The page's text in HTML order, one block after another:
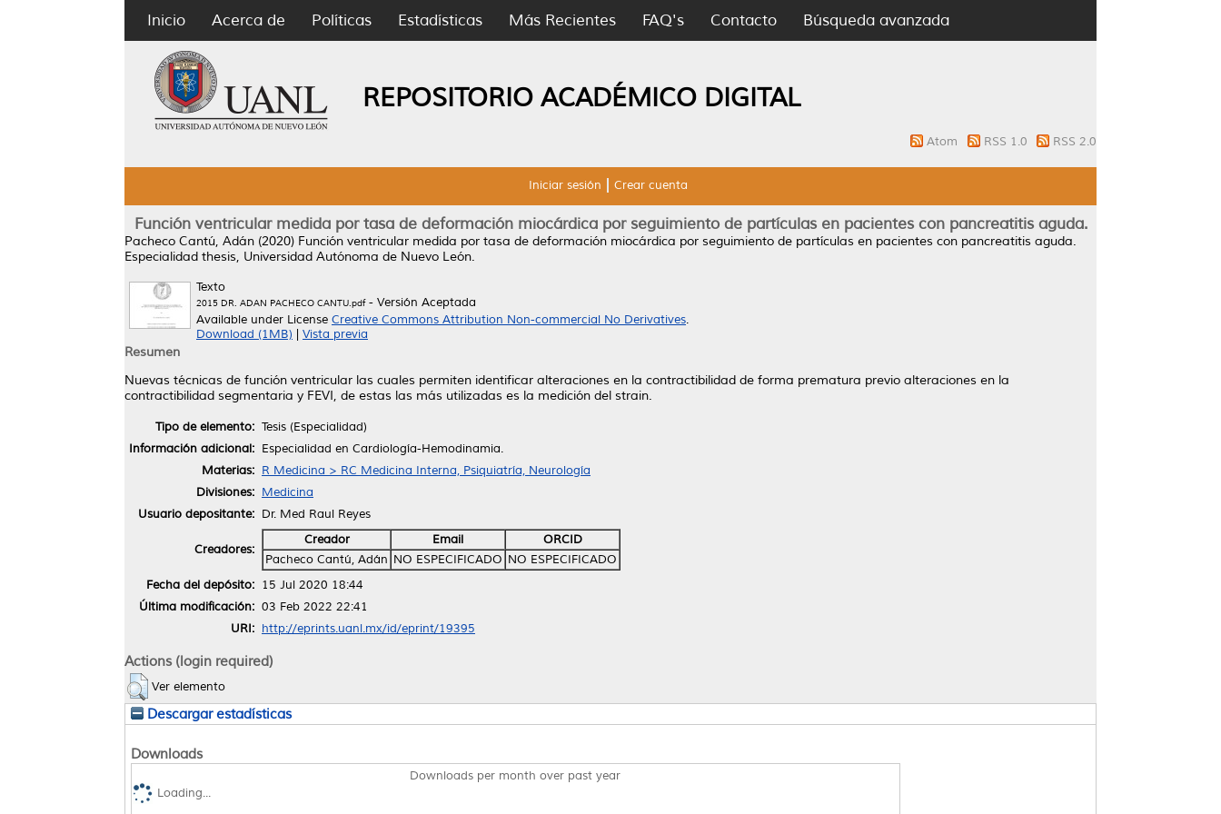
Inicio Acerca de Políticas Estadísticas Más Recientes FAQ's Contacto Búsqueda avanzada
REPOSITORIO ACADÉMICO DIGITAL
Atom RSS 1.0 RSS 2.0
Iniciar sesión Crear cuenta
Función ventricular medida por tasa de deformación miocárdica por seguimiento de partículas en pacientes con pancreatitis aguda.
Pacheco Cantú, Adán (2020) Función ventricular medida por tasa de deformación miocárdica por seguimiento de partículas en pacientes con pancreatitis aguda.
Especialidad thesis, Universidad Autónoma de Nuevo León.
Texto
2015 DR. ADAN PACHECO CANTU.pdf- Versión Aceptada
Available under License Creative Commons Attribution Non-commercial No Derivatives.
Download (1MB)
Vista previa
Resumen
Nuevas técnicas de función ventricular las cuales permiten identificar alteraciones en la contractibilidad de forma prematura previo alteraciones en la
contractibilidad segmentaria y FEVI, de estas las más utilizadas es la medición del strain.
Tipo de elemento: Tesis (Especialidad)
Información adicional: Especialidad en Cardiología-Hemodinamia.
Materias: R Medicina > RC Medicina Interna, Psiquiatría, Neurología
Divisiones: Medicina
Usuario depositante: Dr. Med Raul Reyes
Creadores:
Creador Email
ORCID
Pacheco Cantú, Adán NO ESPECIFICADO NO ESPECIFICADO
Fecha del depósito: 15 Jul 2020 18:44
Última modificación: 03 Feb 2022 22:41
URI: http://eprints.uanl.mx/id/eprint/19395
Actions (login required)
Ver elemento
Descargar estadísticas
Downloads
Downloads per month over past year
Loading...